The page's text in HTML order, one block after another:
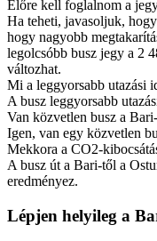
Előre kell foglalnom a
Ha teheti, javasoljuk,
hogy nagyobb
legolcsóbb busz jegy a 2
változhat.
Mi a leggyorsabb utazási
A busz leggyorsabb
Van közvetlen busz a
Igen, van egy közvetlen
Mekkora a CO2-
A busz út a Bari-től a
eredményez.
Lépjen helyileg a